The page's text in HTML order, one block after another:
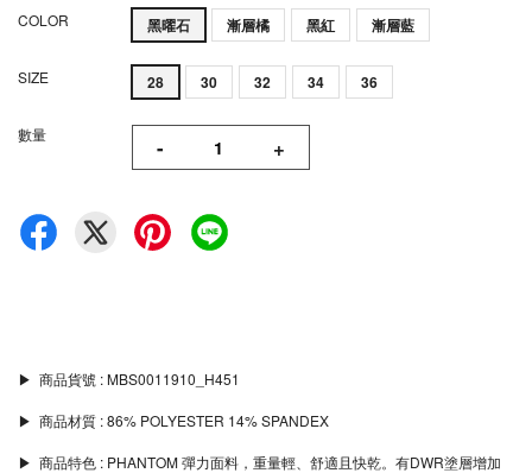
COLOR 黑曜石 漸層橘 黑紅 漸層藍
SIZE 28 30 32 34 36
數量 - +
▶︎ 商品貨號 : MBS0011910_H451
▶︎ 商品材質 : 86% POLYESTER 14% SPANDEX
▶︎ 商品特色 : PHANTOM 彈力面料，重量輕、舒適且快乾。有DWR塗層增加